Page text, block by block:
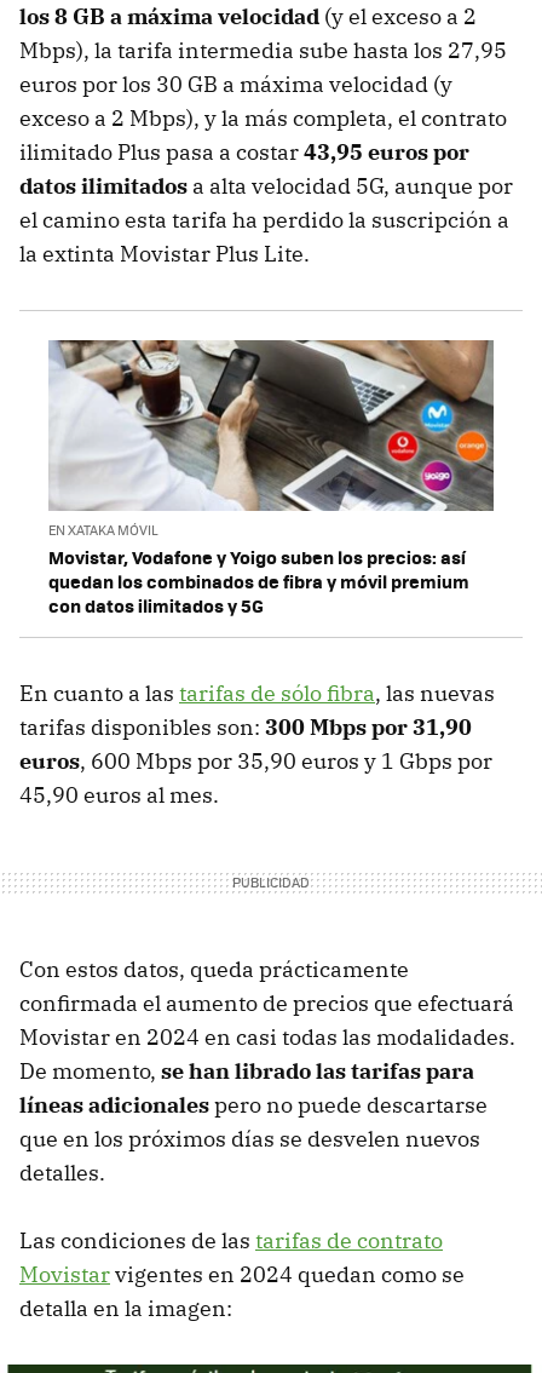
los 8 GB a máxima velocidad (y el exceso a 2
Mbps), la tarifa intermedia sube hasta los 27,95
euros por los 30 GB a máxima velocidad (y
exceso a 2 Mbps), y la más completa, el contrato
ilimitado Plus pasa a costar43,95 euros por
datos ilimitados a alta velocidad 5G, aunque por
el camino esta tarifa ha perdido la suscripción a
la extinta Movistar Plus Lite.
EN XATAKA MÓVIL
Movistar, Vodafone y Yoigo suben los precios: así
quedan los combinados de fibra y móvil premium
con datos ilimitados y 5G
En cuanto a las tarifas de sólo fibra, las nuevas
tarifas disponibles son: 300 Mbps por 31,90
euros, 600 Mbps por 35,90 euros y 1 Gbps por
45,90 euros al mes.
Con estos datos, queda prácticamente
confirmada el aumento de precios que efectuará
Movistar en 2024 en casi todas las modalidades.
De momento, se han librado las tarifas para
líneas adicionalespero no puede descartarse
que en los próximos días se desvelen nuevos
detalles.
Las condiciones de las tarifas de contrato
Movistarvigentes en 2024 quedan como se
detalla en la imagen: